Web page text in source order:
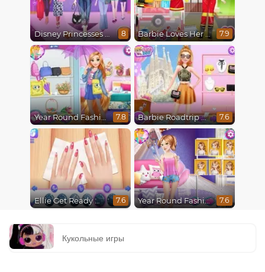
Disney Princesses Runway Show 8 Barbie Loves Her Job 7.9
Year Round Fashionista Rapunzel 7.8 Barbie Roadtrip Adventure 7.6
Ellie Get Ready With Me 2 7.6 Year Round Fashionista Belle 7.6
Кукольные игры